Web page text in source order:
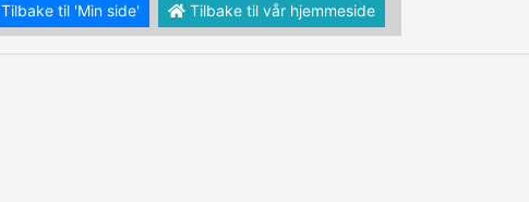
Tilbake til vår hjemmeside
Tilbake til 'Min side'